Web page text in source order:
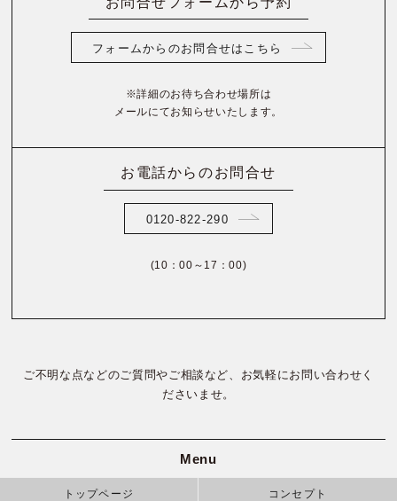
フォームからのお問合せはこちら
※詳細のお待ち合わせ場所は
メールにてお知らせいたします。
お電話からのお問合せ
0120-822-290
(10：00～17：00)
ご不明な点などのご質問やご相談など、お気軽にお問い合わせく
ださいませ。
Menu
トップページ コンセプト